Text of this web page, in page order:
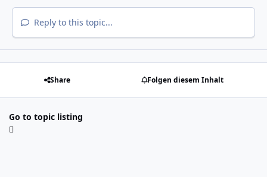
Reply to this topic...
Share Folgen diesem Inhalt
Go to topic listing